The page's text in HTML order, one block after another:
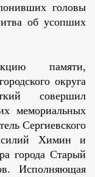
головы
об усопших
памяти,
округа
совершил
мемориальных
Сергиевского
Химин и
города Старый
Исполняющая